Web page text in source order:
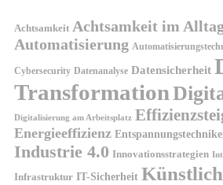
Achtsamkeit Achtsamkeit im Alltag
Automatisierung
Cybersecurity Datenanalyse Datensicherheit
Transformation
Digitalisierung am Arbeitsplatz
Energieeffizienz
Industrie 4.0 Innovationsstrategien
Infrastruktur IT-Sicherheit